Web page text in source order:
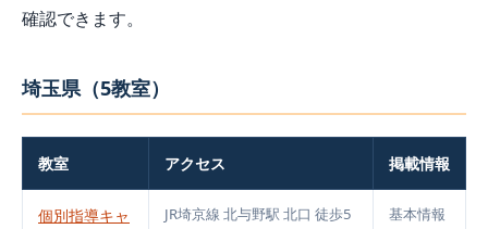
確認できます。
埼玉県（5教室）
教室 アクセス 掲載情報
個別指導キャ
JR埼京線 北与野駅 北口 徒歩5
基本情報